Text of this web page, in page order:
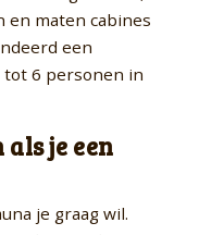
en maten cabines
een
tot 6 personen in
je een
je graag wil.